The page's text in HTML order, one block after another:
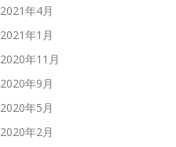
2021年4月
2021年1月
2020年11月
2020年9月
2020年5月
2020年2月